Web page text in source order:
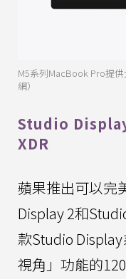
M5系列MacBook Pro提
網）
Studio
XDR
蘋果推出可以完
Display 2和
款Studio
視角」功能的